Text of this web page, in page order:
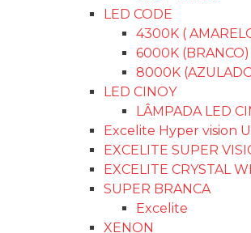
TRAVA DE PARA-
CAPA PARA PINÇA DE
CALOTAS ESPORTIVAS
TRAVA ANTI-ROUBO
CABO DE
CHAVE DE RODA
VENTILADOR
COMPRESSOR DE AR
CAPA PARA PEDAL
PULVERIZADOR
SENSOR DE
BATERIA